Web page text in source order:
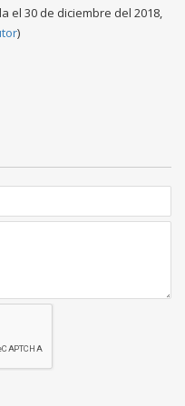
el 30 de diciembre del 2018,
)